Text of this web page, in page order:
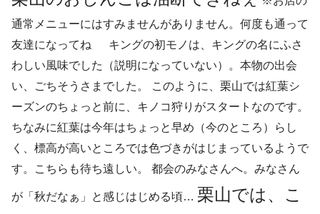
通常メニューにはすみませんがありません。何度も通って
友達になってね キングの初モノは、キングの名にふさ
わしい風味でした（説明になっていない）。本物の出会
い、ごちそうさまでした。 このように、栗山では紅葉シ
ーズンのちょっと前に、キノコ狩りがスタートなのです。
ちなみに紅葉は今年はちょっと早め（今のところ）らし
く、標高が高いところでは色づきがはじまっているようで
す。こちらも待ち遠しい。 都会のみなさんへ。みなさん
が「秋だなぁ」と感じはじめる頃… 栗山では、こ